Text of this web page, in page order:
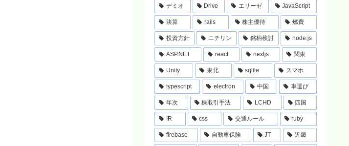
デミオ Drive エリーゼ JavaScript
決算 rails 株主優待 燃費
投資方針 ニチリン 銘柄検討 node.js
ASP.NET react nextjs 関東
Unity 東北 sqlite スマホ
typescript electron 中国 車選び
年次 株取引手法 LCHD 四国
IR css 交通ルール ruby
firebase 自動車保険 JT 近畿